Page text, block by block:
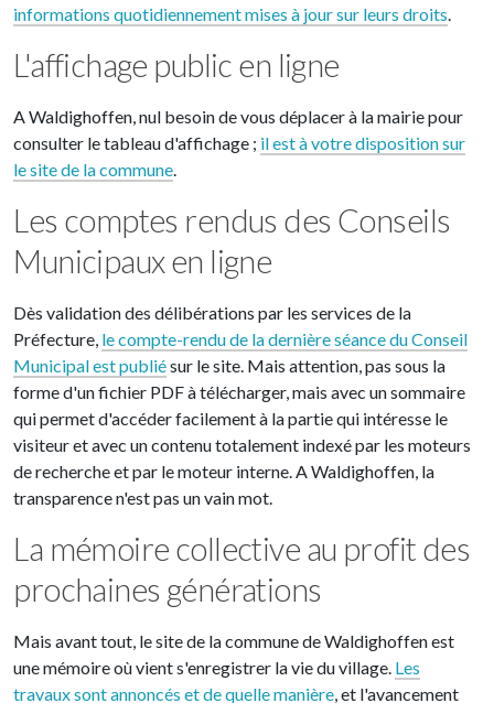
informations quotidiennement mises à jour sur leurs droits.
L'affichage public en ligne
A Waldighoffen, nul besoin de vous déplacer à la mairie pour
consulter le tableau d'affichage ; il est à votre disposition sur
le site de la commune.
Les comptes rendus des Conseils
Municipaux en ligne
Dès validation des délibérations par les services de la
Préfecture, le compte-rendu de la dernière séance du Conseil
Municipal est publiésur le site. Mais attention, pas sous la
forme d'un fichier PDF à télécharger, mais avec un sommaire
qui permet d'accéder facilement à la partie qui intéresse le
visiteur et avec un contenu totalement indexé par les moteurs
de recherche et par le moteur interne. A Waldighoffen, la
transparence n'est pas un vain mot.
La mémoire collective au profit des
prochaines générations
Mais avant tout, le site de la commune de Waldighoffen est
une mémoire où vient s'enregistrer la vie du village. Les
travaux sont annoncés et de quelle manière, et l'avancement